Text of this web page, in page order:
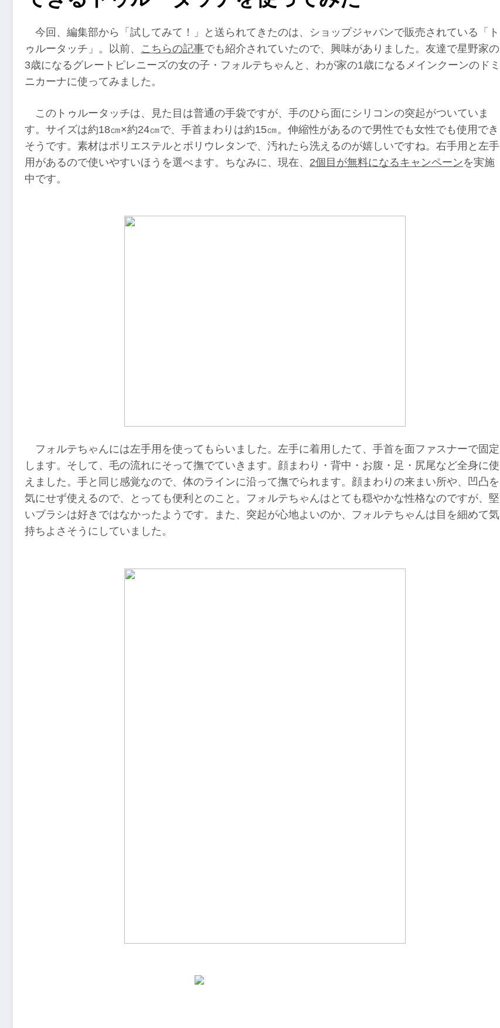
今回、編集部から「試してみて！」と送られてきたのは、ショップジャパンで販売されている「ト
ゥルータッチ」。以前、 こちらの記事でも紹介されていたので、興味がありました。友達で星野家の
3歳になるグレートピレニーズの女の子・フォルテちゃんと、わが家の1歳になるメインクーンのドミ
ニカーナに使ってみました。
このトゥルータッチは、見た目は普通の手袋ですが、手のひら面にシリコンの突起がついていま
す。サイズは約18㎝×約24㎝で、手首まわりは約15㎝。伸縮性があるので男性でも女性でも使用でき
そうです。素材はポリエステルとポリウレタンで、汚れたら洗えるのが嬉しいですね。右手用と左手
用があるので使いやすいほうを選べます。ちなみに、現在、 2個目が無料になるキャンペーンを実施
中です。
フォルテちゃんには左手用を使ってもらいました。左手に着用したて、手首を面ファスナーで固定
します。そして、毛の流れにそって撫でていきます。顔まわり・背中・お腹・足・尻尾など全身に使
えました。手と同じ感覚なので、体のラインに沿って撫でられます。顔まわりの来まい所や、凹凸を
気にせず使えるので、とっても便利とのこと。フォルテちゃんはとても穏やかな性格なのですが、堅
いブラシは好きではなかったようです。また、突起が心地よいのか、フォルテちゃんは目を細めて気
持ちよさそうにしていました。